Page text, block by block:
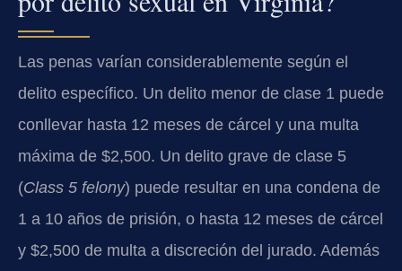
Las penas varían considerablemente según el
delito específico. Un delito menor de clase 1 puede
conllevar hasta 12 meses de cárcel y una multa
máxima de $2,500. Un delito grave de clase 5
(Class 5 felony) puede resultar en una condena de
1 a 10 años de prisión, o hasta 12 meses de cárcel
y $2,500 de multa a discreción del jurado. Además